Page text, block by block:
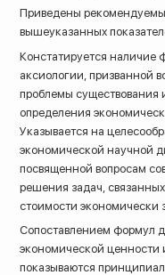
Приведены
вышеуказанных
Констатируется
аксиологии, призванной
проблемы существования
определения
Указывается на
экономической научной
посвященной вопросам
решения задач,
стоимости экономически
Сопоставлением формул
экономической ценности
показываются